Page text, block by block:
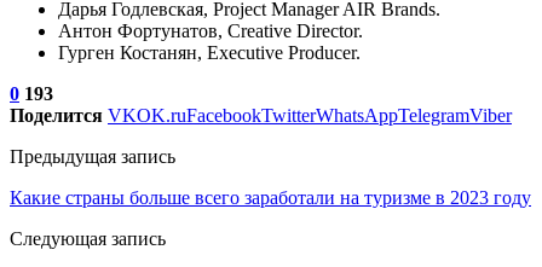
Дарья Годлевская, Project Manager AIR Brands.
Антон Фортунатов, Creative Director.
Гурген Костанян, Executive Producer.
0 193
Поделится VKOK.ruFacebookTwitterWhatsAppTelegramViber
Предыдущая запись
Какие страны больше всего заработали на туризме в 2023 году
Следующая запись